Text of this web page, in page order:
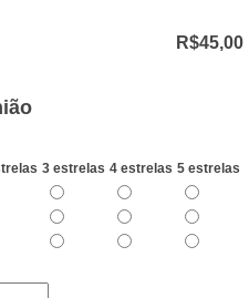
R$45,00
3 estrelas 4 estrelas 5 estrelas